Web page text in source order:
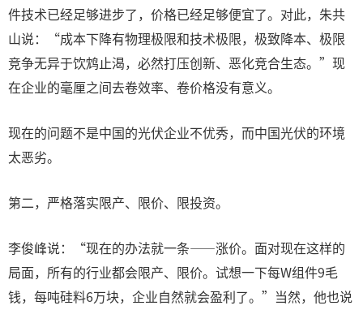
件技术已经足够进步了，价格已经足够便宜了。对此，朱共
山说：“成本下降有物理极限和技术极限，极致降本、极限
竞争无异于饮鸩止渴，必然打压创新、恶化竞合生态。”现
在企业的毫厘之间去卷效率、卷价格没有意义。
现在的问题不是中国的光伏企业不优秀，而中国光伏的环境
太恶劣。
第二，严格落实限产、限价、限投资。
李俊峰说：“现在的办法就一条——涨价。面对现在这样的
局面，所有的行业都会限产、限价。试想一下每W组件9毛
钱，每吨硅料6万块，企业自然就会盈利了。”当然，他也说